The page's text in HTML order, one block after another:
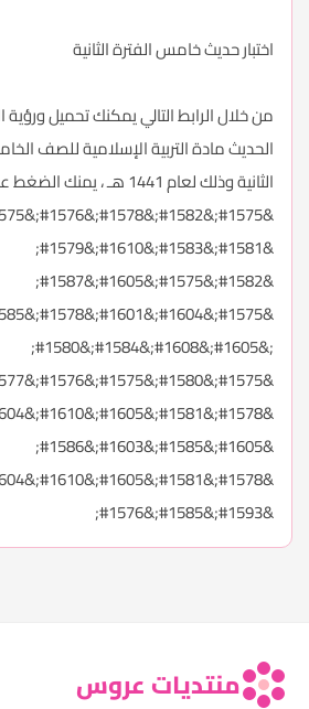
اختبار حديث خامس الفترة الثانية
من خلال الرابط التالي يمكنك تحميل ورؤية
الحديث مادة التربية الإسلامية للصف
الثانية وذلك لعام 1441 هـ ، يمنك الضغط على الرابط للتحميل :
&#1581;&#1583;&#1610;&#1579;
&#1582;&#1575;&#1605;&#1587;
;&#1605;&#1608;&#1584;&#1580;
&#1605;&#1585;&#1603;&#1586;
&#1593;&#1585;&#1576;
منتديات عروس